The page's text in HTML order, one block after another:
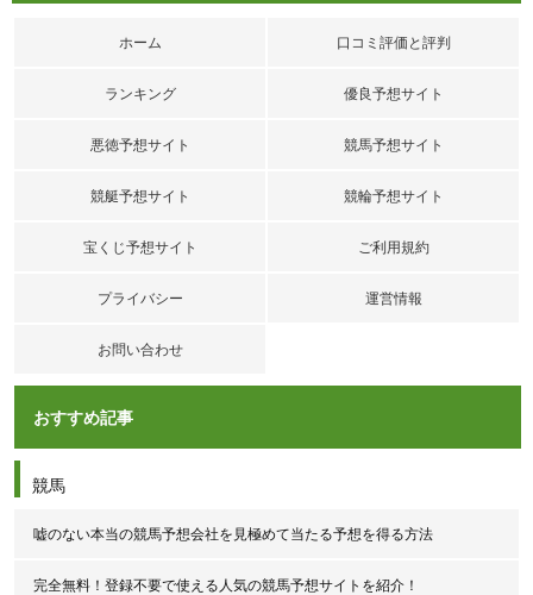
みどりの的中らんどの口コミ
情報から優先的に使っていくスタイル！
ホーム 口コミ評価と評判
ランキング 優良予想サイト
悪徳予想サイト 競馬予想サイト
競艇予想サイト 競輪予想サイト
宝くじ予想サイト ご利用規約
プライバシー 運営情報
お問い合わせ
おすすめ記事
競馬
嘘のない本当の競馬予想会社を見極めて当たる予想を得る方法
完全無料！登録不要で使える人気の競馬予想サイトを紹介！